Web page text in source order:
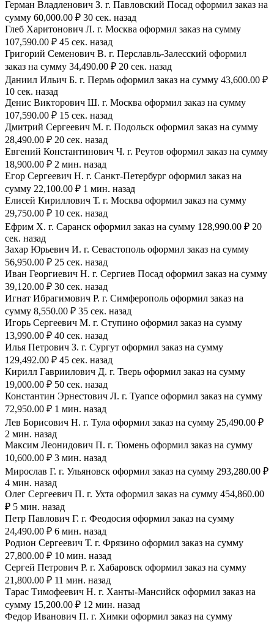
Герман Владленович З. г. Павловский Посад оформил заказ на
сумму 60,000.00 ₽ 30 сек. назад
Глеб Харитонович Л. г. Москва оформил заказ на сумму
107,590.00 ₽ 45 сек. назад
Григорий Семенович В. г. Перславль-Залесский оформил
заказ на сумму 34,490.00 ₽ 20 сек. назад
Даниил Ильич Б. г. Пермь оформил заказ на сумму 43,600.00 ₽
10 сек. назад
Денис Викторович Ш. г. Москва оформил заказ на сумму
107,590.00 ₽ 15 сек. назад
Дмитрий Сергеевич М. г. Подольск оформил заказ на сумму
28,490.00 ₽ 20 сек. назад
Евгений Константинович Ч. г. Реутов оформил заказ на сумму
18,900.00 ₽ 2 мин. назад
Егор Сергеевич Н. г. Санкт-Петербург оформил заказ на
сумму 22,100.00 ₽ 1 мин. назад
Елисей Кириллович Т. г. Москва оформил заказ на сумму
29,750.00 ₽ 10 сек. назад
Ефрим Х. г. Саранск оформил заказ на сумму 128,990.00 ₽ 20
сек. назад
Захар Юрьевич И. г. Севастополь оформил заказ на сумму
56,950.00 ₽ 25 сек. назад
Иван Георгиевич Н. г. Сергиев Посад оформил заказ на сумму
39,120.00 ₽ 30 сек. назад
Игнат Ибрагимович Р. г. Симферополь оформил заказ на
сумму 8,550.00 ₽ 35 сек. назад
Игорь Сергеевич М. г. Ступино оформил заказ на сумму
13,990.00 ₽ 40 сек. назад
Илья Петрович З. г. Сургут оформил заказ на сумму
129,492.00 ₽ 45 сек. назад
Кирилл Гавриилович Д. г. Тверь оформил заказ на сумму
19,000.00 ₽ 50 сек. назад
Константин Эрнестович Л. г. Туапсе оформил заказ на сумму
72,950.00 ₽ 1 мин. назад
Лев Борисович Н. г. Тула оформил заказ на сумму 25,490.00 ₽
2 мин. назад
Максим Леонидович П. г. Тюмень оформил заказ на сумму
10,600.00 ₽ 3 мин. назад
Мирослав Г. г. Ульяновск оформил заказ на сумму 293,280.00 ₽
4 мин. назад
Олег Сергеевич П. г. Ухта оформил заказ на сумму 454,860.00
₽ 5 мин. назад
Петр Павлович Г. г. Феодосия оформил заказ на сумму
24,490.00 ₽ 6 мин. назад
Родион Сергеевич Т. г. Фрязино оформил заказ на сумму
27,800.00 ₽ 10 мин. назад
Сергей Петрович Р. г. Хабаровск оформил заказ на сумму
21,800.00 ₽ 11 мин. назад
Тарас Тимофеевич Н. г. Ханты-Мансийск оформил заказ на
сумму 15,200.00 ₽ 12 мин. назад
Федор Иванович П. г. Химки оформил заказ на сумму